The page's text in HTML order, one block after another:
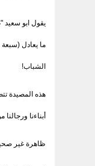
الشباب!
هذه المصيدة
أبناءنا
ظاهرة غير